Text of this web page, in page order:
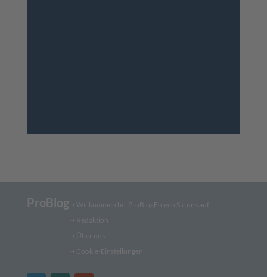
ProBlog➝ Willkommen bei ProBlog
➝ Redaktion
➝ Über uns
➝ Cookie-Einstellungen
Folgen Sie uns auf: